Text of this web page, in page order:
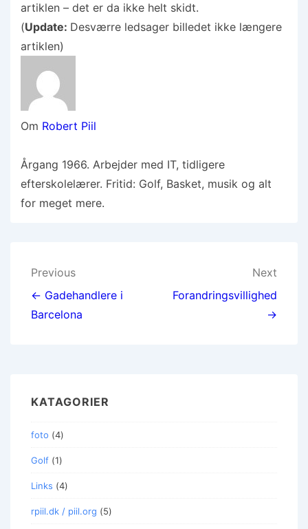
artiklen – det er da ikke helt skidt.
(Update: Desværre ledsager billedet ikke længere
artiklen)
Om Robert Piil
Årgang 1966. Arbejder med IT, tidligere
efterskolelærer. Fritid: Golf, Basket, musik og alt
for meget mere.
Indlægsnavigation
Previous
← Gadehandlere i
Barcelona
Next
Forandringsvillighed
→
KATAGORIER
foto (4)
Golf (1)
Links (4)
rpiil.dk / piil.org (5)